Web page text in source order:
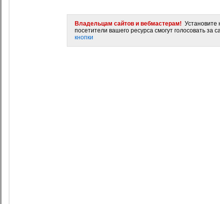
Владельцам сайтов и вебмастерам! Установите
посетители вашего ресурса смогут голосовать за
кнопки